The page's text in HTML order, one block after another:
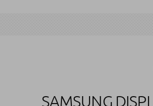
SAMSUNG